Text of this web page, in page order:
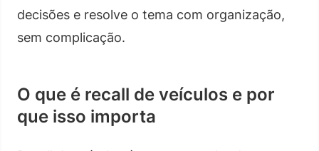
decisões e resolve o tema com organização,
sem complicação.
O que é recall de veículos e por
que isso importa